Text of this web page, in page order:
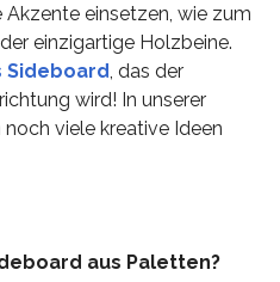
Akzente einsetzen, wie zum
einzigartige Holzbeine.
Sideboard , das der
wird! In unserer
viele kreative Ideen
aus Paletten?